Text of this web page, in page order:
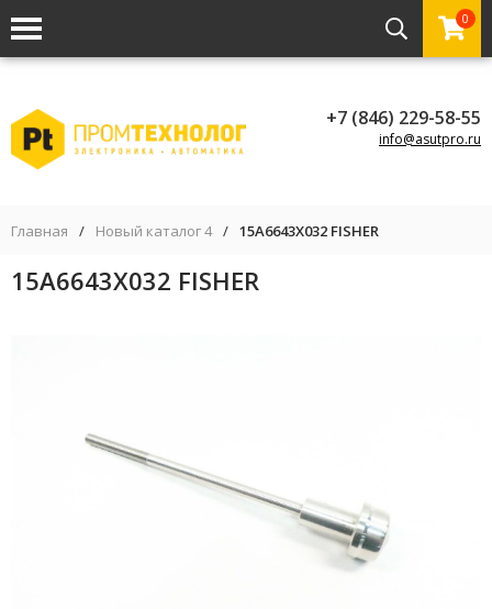
0
+7 (846) 229-58-55
info@asutpro.ru
Главная / Новый каталог 4 / 15A6643X032 FISHER
15A6643X032 FISHER